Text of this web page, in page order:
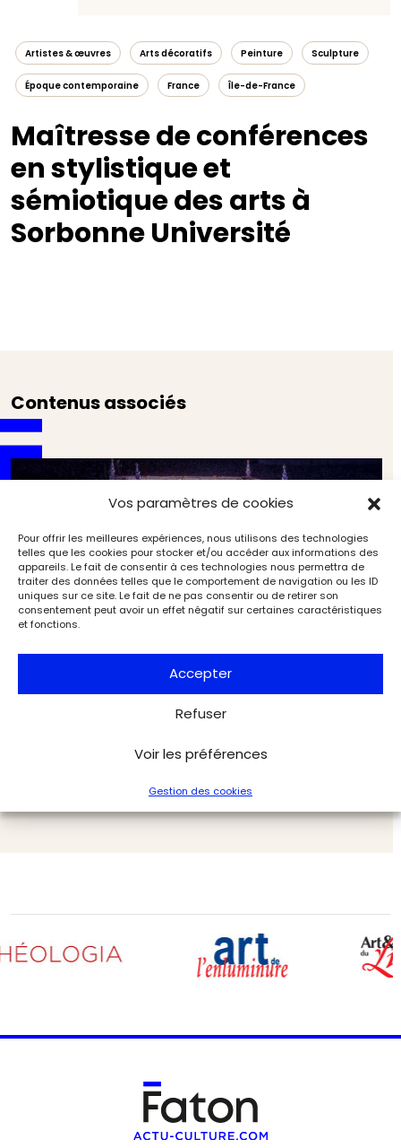
Vos paramètres de cookies
Pour offrir les meilleures expériences, nous utilisons des technologies
telles que les cookies pour stocker et/ou accéder aux informations des
appareils. Le fait de consentir à ces technologies nous permettra de
traiter des données telles que le comportement de navigation ou les ID
uniques sur ce site. Le fait de ne pas consentir ou de retirer son
consentement peut avoir un effet négatif sur certaines caractéristiques
et fonctions.
Accepter
Refuser
Voir les préférences
Gestion des cookies
Artistes & œuvres Arts décoratifs Peinture Sculpture
Époque contemporaine France Île-de-France
Maîtresse de conférences
en stylistique et
sémiotique des arts à
Sorbonne Université
Contenus associés
Le livre de la semaine : Vous reprendrez bien un peu